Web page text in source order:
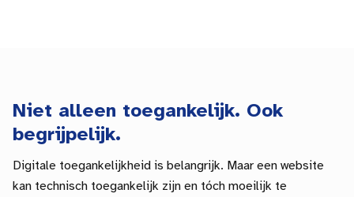
Niet alleen toegankelijk. Ook
begrijpelijk.
Digitale toegankelijkheid is belangrijk. Maar een website
kan technisch toegankelijk zijn en tóch moeilijk te